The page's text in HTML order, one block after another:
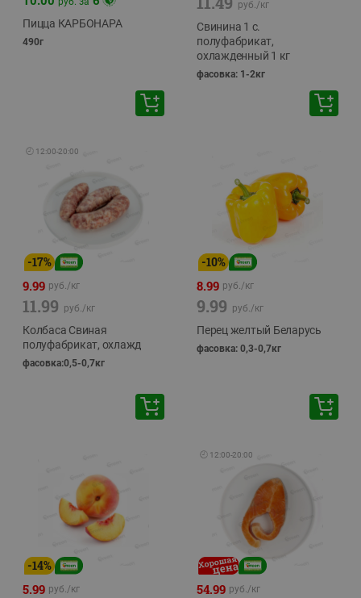
Пицца КАРБОНАРА
490г
руб./кг
Свинина 1 с.
полуфабрикат,
охлажденный 1 кг
фасовка: 1-2кг
🕘 12:00-20:00
-17%
9.99 руб./кг
11.99 руб./кг
Колбаса Свиная
полуфабрикат, охлажд
фасовка:0,5-0,7кг
-10%
8.99 руб./кг
9.99 руб./кг
Перец желтый Беларусь
фасовка: 0,3-0,7кг
-14%
5.99 руб./кг
🕘 12:00-20:00
54.99 руб./кг